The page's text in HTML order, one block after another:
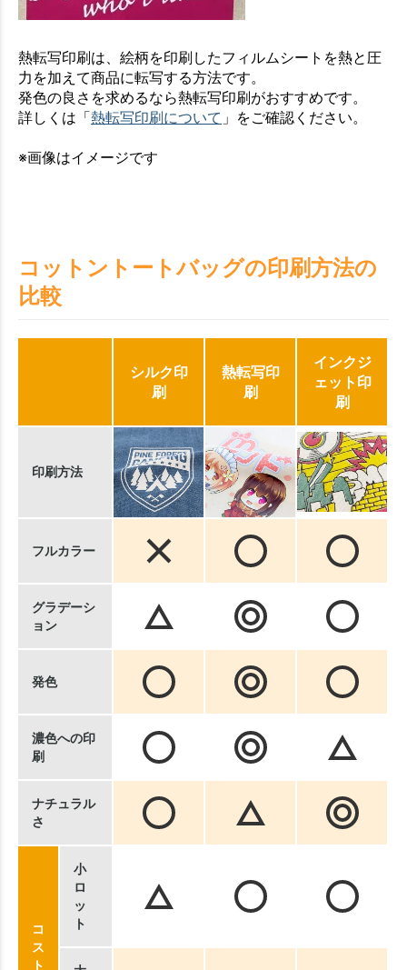
熱転写印刷は、絵柄を印刷したフィルムシートを熱と圧
力を加えて商品に転写する方法です。
発色の良さを求めるなら熱転写印刷がおすすめです。
詳しくは「熱転写印刷について 」をご確認ください。
※画像はイメージです
コットントートバッグの印刷方法の
比較
シルク印
刷
熱転写印
刷
インクジ
ェット印
刷
印刷方法
フルカラー
グラデーシ
ョン
発色
濃色への印
刷
ナチュラル
さ
コ
ス
ト
小
ロ
ッ
ト